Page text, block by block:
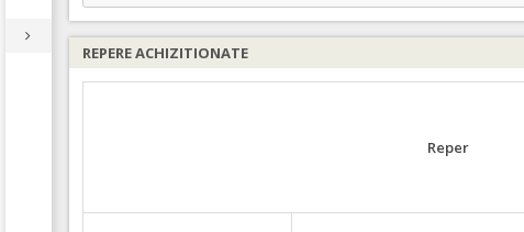
REPERE ACHIZITIONATE
Reper